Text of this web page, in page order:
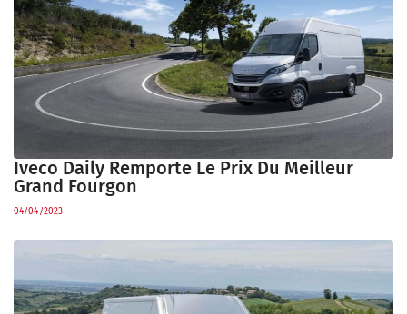
Iveco Daily Remporte Le Prix Du Meilleur
Grand Fourgon
04/04/2023